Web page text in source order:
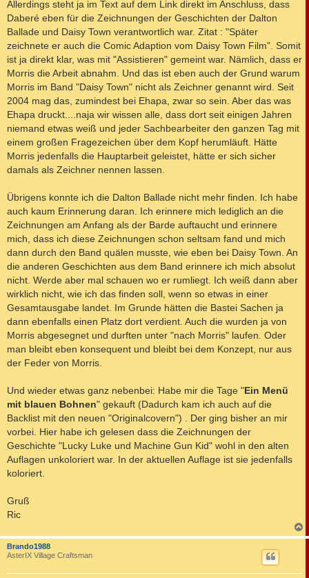
Allerdings steht ja im Text auf dem Link direkt im Anschluss, dass
Daberé eben für die Zeichnungen der Geschichten der Dalton
Ballade und Daisy Town verantwortlich war. Zitat : "Später
zeichnete er auch die Comic Adaption vom Daisy Town Film". Somit
ist ja direkt klar, was mit "Assistieren" gemeint war. Nämlich, dass er
Morris die Arbeit abnahm. Und das ist eben auch der Grund warum
Morris im Band "Daisy Town" nicht als Zeichner genannt wird. Seit
2004 mag das, zumindest bei Ehapa, zwar so sein. Aber das was
Ehapa druckt....naja wir wissen alle, dass dort seit einigen Jahren
niemand etwas weiß und jeder Sachbearbeiter den ganzen Tag mit
einem großen Fragezeichen über dem Kopf herumläuft. Hätte
Morris jedenfalls die Hauptarbeit geleistet, hätte er sich sicher
damals als Zeichner nennen lassen.
Übrigens konnte ich die Dalton Ballade nicht mehr finden. Ich habe
auch kaum Erinnerung daran. Ich erinnere mich lediglich an die
Zeichnungen am Anfang als der Barde auftaucht und erinnere
mich, dass ich diese Zeichnungen schon seltsam fand und mich
dann durch den Band quälen musste, wie eben bei Daisy Town. An
die anderen Geschichten aus dem Band erinnere ich mich absolut
nicht. Werde aber mal schauen wo er rumliegt. Ich weiß dann aber
wirklich nicht, wie ich das finden soll, wenn so etwas in einer
Gesamtausgabe landet. Im Grunde hätten die Bastei Sachen ja
dann ebenfalls einen Platz dort verdient. Auch die wurden ja von
Morris abgesegnet und durften unter "nach Morris" laufen. Oder
man bleibt eben konsequent und bleibt bei dem Konzept, nur aus
der Feder von Morris.
Und wieder etwas ganz nebenbei: Habe mir die Tage "Ein Menü
mit blauen Bohnen" gekauft (Dadurch kam ich auch auf die
Backlist mit den neuen "Originalcovern") . Der ging bisher an mir
vorbei. Hier habe ich gelesen dass die Zeichnungen der
Geschichte "Lucky Luke und Machine Gun Kid" wohl in den alten
Auflagen unkoloriert war. In der aktuellen Auflage ist sie jedenfalls
koloriert.
Gruß
Ric
a
Brando1988
AsterIX Village Craftsman